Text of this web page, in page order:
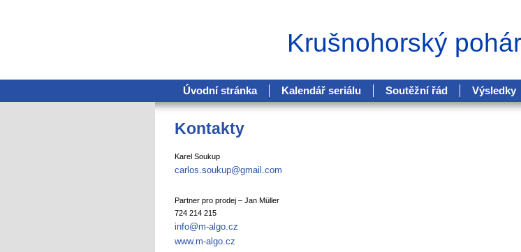
Krušnohorský
Úvodní stránka Kalendář seriálu Soutěžní řád Výsledky
Kontakty
Karel Soukup
carlos.soukup@gmail.com
Partner pro prodej – Jan Müller
724 214 215
info@m-algo.cz
www.m-algo.cz